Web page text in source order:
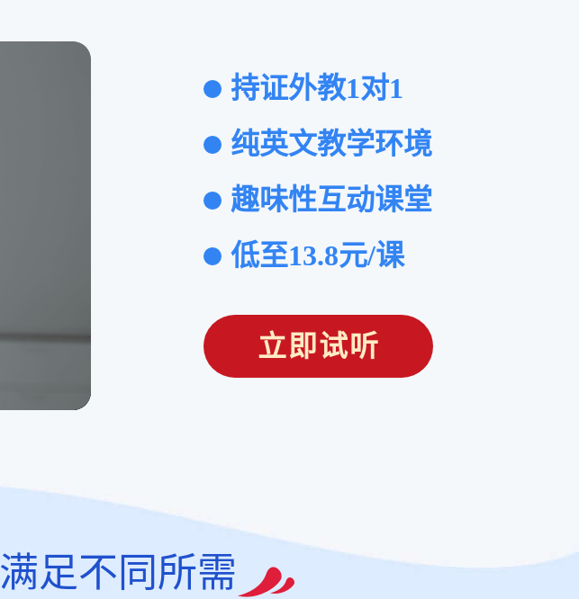
持证外教1对1
纯英文教学环境
趣味性互动课堂
低至13.8元/课
立即试听
满足不同所需